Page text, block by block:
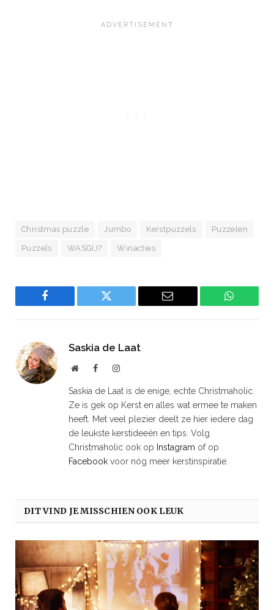
Christmas puzzle Jumbo Kerstpuzzels Puzzelen
Puzzels WASGIJ? Winacties
Facebook Twitter Email
Saskia de Laat
WebsiteFacebookInstagram
Saskia de Laat is de enige, echte Christmaholic.
Ze is gek op Kerst en alles wat ermee te maken
heeft. Met veel plezier deelt ze hier iedere dag
de leukste kerstideeën en tips. Volg
Christmaholic ook op Instagram of op
Facebook voor nóg meer kerstinspiratie.
DIT VIND JE MISSCHIEN OOK LEUK